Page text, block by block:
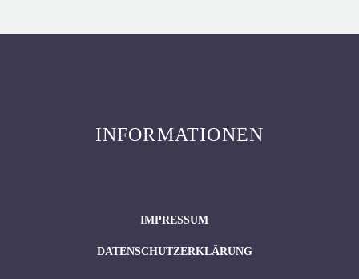
INFORMATIONEN
IMPRESSUM
DATENSCHUTZERKLÄRUNG